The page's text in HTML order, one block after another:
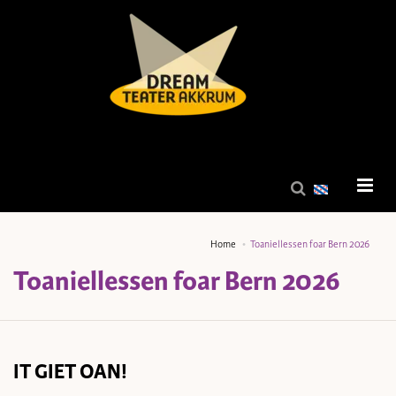
Home Toaniellessen foar Bern 2026
Toaniellessen foar Bern 2026
IT GIET OAN!